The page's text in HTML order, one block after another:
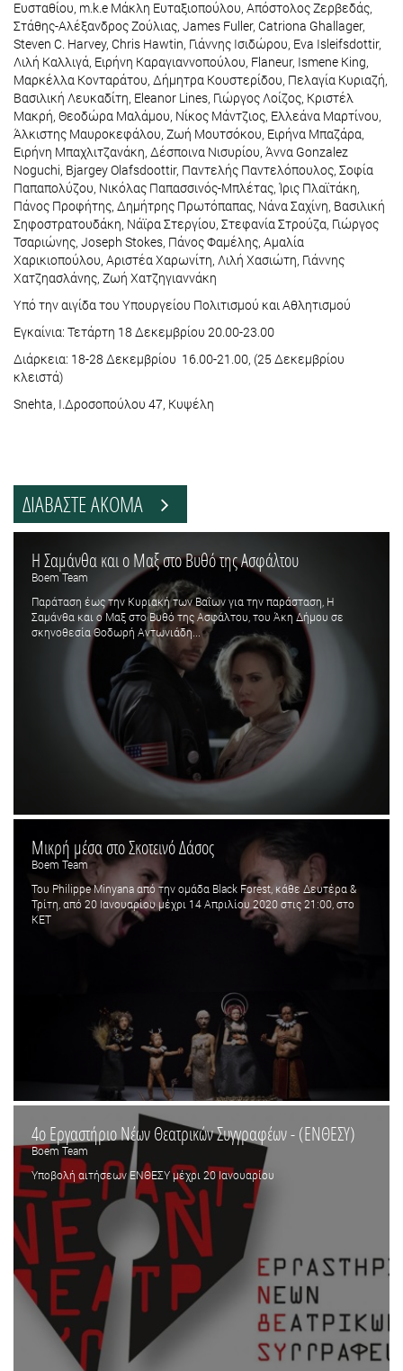
Ευσταθίου, m.k.e Μάκλη Ευταξιοπούλου, Απόστολος Ζερβεδάς,
Στάθης-Αλέξανδρος Ζούλιας, James Fuller, Catriona Ghallager,
Steven C. Harvey, Chris Hawtin, Γιάννης Ισιδώρου, Eva Isleifsdottir,
Λιλή Καλλιγά, Ειρήνη Καραγιαννοπούλου, Flaneur, Ismene King,
Μαρκέλλα Κονταράτου, Δήμητρα Κουστερίδου, Πελαγία Κυριαζή,
Βασιλική Λευκαδίτη, Eleanor Lines, Γιώργος Λοίζος, Κριστέλ
Μακρή, Θεοδώρα Μαλάμου, Νίκος Μάντζιος, Ελλεάνα Μαρτίνου,
Άλκιστης Μαυροκεφάλου, Ζωή Μουτσόκου, Ειρήνα Μπαζάρα,
Ειρήνη Μπαχλιτζανάκη, Δέσποινα Νισυρίου, Άννα Gonzalez
Noguchi, Bjargey Olafsdoottir, Παντελής Παντελόπουλος, Σοφία
Παπαπολύζου, Νικόλας Παπασσινός-Μπλέτας, Ίρις Πλαϊτάκη,
Πάνος Προφήτης, Δημήτρης Πρωτόπαπας, Νάνα Σαχίνη, Βασιλική
Σηφοστρατουδάκη, Νάϊρα Στεργίου, Στεφανία Στρούζα, Γιώργος
Τσαριώνης, Joseph Stokes, Πάνος Φαμέλης, Αμαλία
Χαρικιοπούλου, Αριστέα Χαρωνίτη, Λιλή Χασιώτη, Γιάννης
Χατζηασλάνης, Ζωή Χατζηγιαννάκη
Υπό την αιγίδα του Υπουργείου Πολιτισμού και Αθλητισμού
Εγκαίνια: Τετάρτη 18 Δεκεμβρίου 20.00-23.00
Διάρκεια: 18-28 Δεκεμβρίου 16.00-21.00, (25 Δεκεμβρίου
κλειστά)
Snehta, Ι.Δροσοπούλου 47, Κυψέλη
ΔΙΑΒΑΣΤΕ ΑΚΟΜΑ
Η Σαμάνθα και ο Μαξ στο Βυθό της Ασφάλτου
Boem Team
Παράταση έως την Κυριακή των Βαΐων για την παράσταση, Η
Σαμάνθα και ο Μαξ στο Βυθό της Ασφάλτου, του Άκη Δήμου σε
σκηνοθεσία Θοδωρή Αντωνιάδη...
Μικρή μέσα στο Σκοτεινό Δάσος
Boem Team
Του Philippe Minyana από την ομάδα Black Forest, κάθε Δευτέρα &
Τρίτη, από 20 Ιανουαρίου μέχρι 14 Απριλίου 2020 στις 21:00, στο
ΚΕΤ
4ο Εργαστήριο Νέων Θεατρικών Συγγραφέων - (ΕΝΘΕΣΥ)
Boem Team
Υποβολή αιτήσεων ΕΝΘΕΣΥ μέχρι 20 Ιανουαρίου